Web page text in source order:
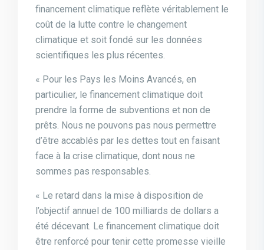
financement climatique reflète véritablement le
coût de la lutte contre le changement
climatique et soit fondé sur les données
scientifiques les plus récentes.
« Pour les Pays les Moins Avancés, en
particulier, le financement climatique doit
prendre la forme de subventions et non de
prêts. Nous ne pouvons pas nous permettre
d’être accablés par les dettes tout en faisant
face à la crise climatique, dont nous ne
sommes pas responsables.
« Le retard dans la mise à disposition de
l’objectif annuel de 100 milliards de dollars a
été décevant. Le financement climatique doit
être renforcé pour tenir cette promesse vieille